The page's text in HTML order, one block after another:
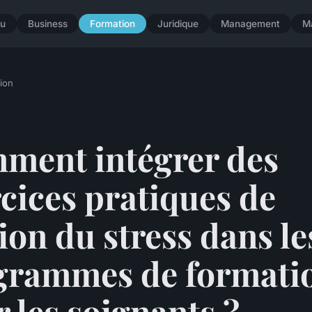
Business Formation Juridique Management
intégrer des
pratiques de
du stress dans
de